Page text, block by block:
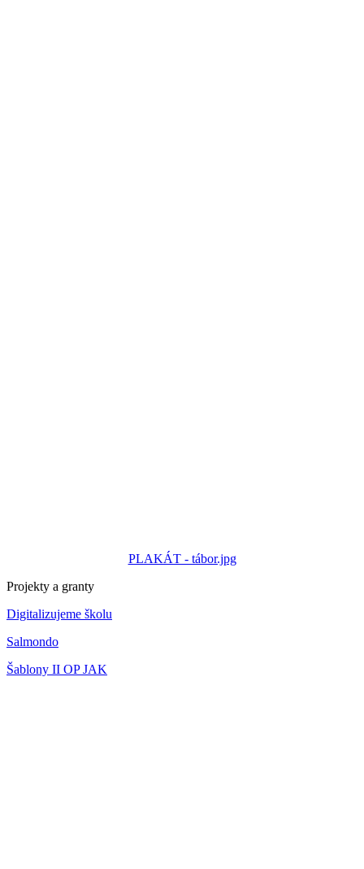
PLAKÁT - tábor.jpg
Projekty a granty
Digitalizujeme školu
Salmondo
Šablony II OP JAK